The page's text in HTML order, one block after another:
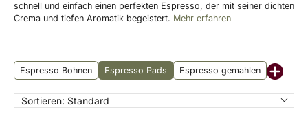
schnell und einfach einen perfekten Espresso, der mit seiner dichten
Crema und tiefen Aromatik begeistert. Mehr erfahren
Espresso Bohnen Espresso Pads Espresso gemahlen
Sortieren: Standard